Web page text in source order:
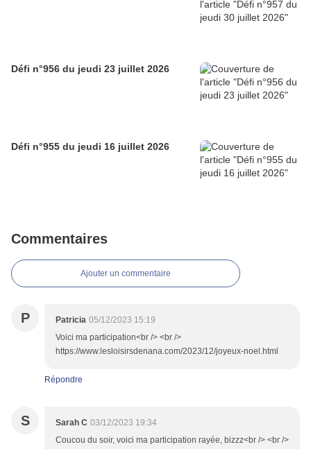
Défi n°956 du jeudi 23 juillet 2026
Défi n°955 du jeudi 16 juillet 2026
Commentaires
Ajouter un commentaire
P Patricia 05/12/2023 15:19
Voici ma participation<br /> <br />
https://www.lesloisirsdenana.com/2023/12/joyeux-noel.html
Répondre
S Sarah C 03/12/2023 19:34
Coucou du soir, voici ma participation rayée, bizzz<br /> <br />